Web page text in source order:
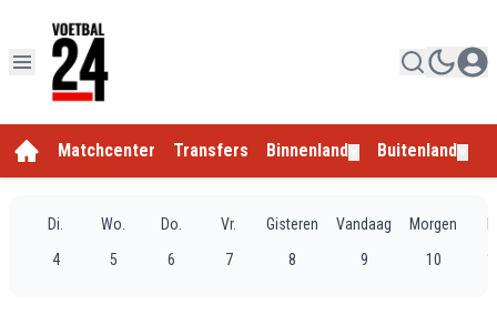
Matchcenter Transfers Binnenland Buitenland
Di.
4
Wo.
5
Do.
6
Vr.
7
Gisteren
8
Vandaag
9
Morgen
10